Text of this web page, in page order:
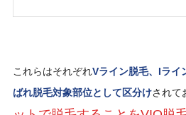
これらはそれぞれVライン脱毛、Iライ
ばれ脱毛対象部位として区分けされて